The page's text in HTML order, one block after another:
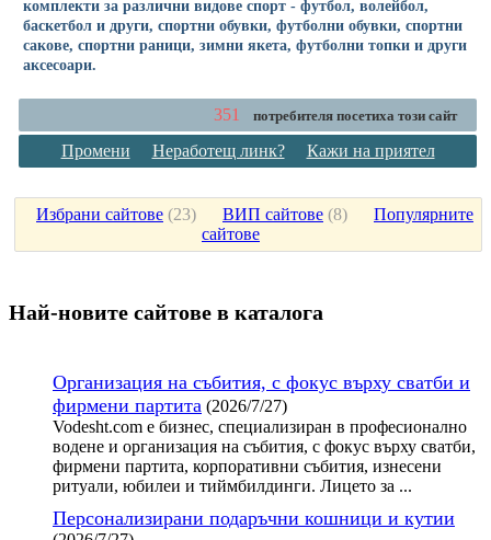
комплекти за различни видове спорт - футбол, волейбол,
баскетбол и други, спортни обувки, футболни обувки, спортни
сакове, спортни раници, зимни якета, футболни топки и други
аксесоари.
351 потребителя посетиха този сайт
Промени Неработещ линк? Кажи на приятел
Избрани сайтове (23) ВИП сайтове (8) Популярните
сайтове
Най-новите сайтoве в каталога
Организация на събития, с фокус върху сватби и
фирмени партита (2026/7/27)
Vodesht.com е бизнес, специализиран в професионално
водене и организация на събития, с фокус върху сватби,
фирмени партита, корпоративни събития, изнесени
ритуали, юбилеи и тиймбилдинги. Лицето за ...
Персонализирани подаръчни кошници и кутии